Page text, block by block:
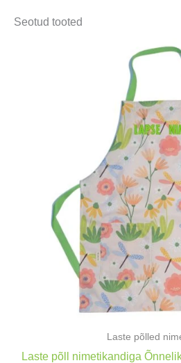
Seotud tooted
Laste põlled
Laste põll nimetikandiga